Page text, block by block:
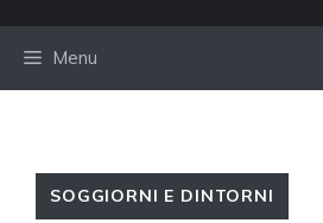
Menu
SOGGIORNI E DINTORNI